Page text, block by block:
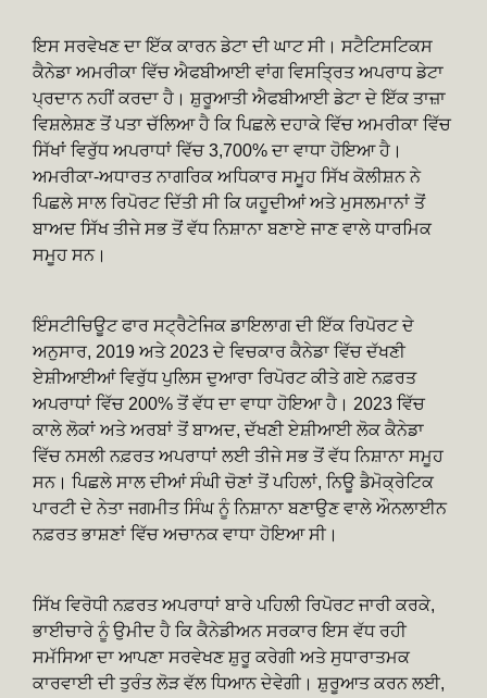
ਇਸ ਸਰਵੇਖਣ ਦਾ ਇੱਕ ਕਾਰਨ ਡੇਟਾ ਦੀ ਘਾਟ ਸੀ। ਸਟੈਟਿਸਟਿਕਸ
ਕੈਨੇਡਾ ਅਮਰੀਕਾ ਵਿੱਚ ਐਫਬੀਆਈ ਵਾਂਗ ਵਿਸਤ੍ਰਿਤ ਅਪਰਾਧ ਡੇਟਾ
ਪ੍ਰਦਾਨ ਨਹੀਂ ਕਰਦਾ ਹੈ। ਸ਼ੁਰੂਆਤੀ ਐਫਬੀਆਈ ਡੇਟਾ ਦੇ ਇੱਕ ਤਾਜ਼ਾ
ਵਿਸ਼ਲੇਸ਼ਣ ਤੋਂ ਪਤਾ ਚੱਲਿਆ ਹੈ ਕਿ ਪਿਛਲੇ ਦਹਾਕੇ ਵਿੱਚ ਅਮਰੀਕਾ ਵਿੱਚ
ਸਿੱਖਾਂ ਵਿਰੁੱਧ ਅਪਰਾਧਾਂ ਵਿੱਚ 3,700% ਦਾ ਵਾਧਾ ਹੋਇਆ ਹੈ।
ਅਮਰੀਕਾ-ਅਧਾਰਤ ਨਾਗਰਿਕ ਅਧਿਕਾਰ ਸਮੂਹ ਸਿੱਖ ਕੋਲੀਸ਼ਨ ਨੇ
ਪਿਛਲੇ ਸਾਲ ਰਿਪੋਰਟ ਦਿੱਤੀ ਸੀ ਕਿ ਯਹੂਦੀਆਂ ਅਤੇ ਮੁਸਲਮਾਨਾਂ ਤੋਂ
ਬਾਅਦ ਸਿੱਖ ਤੀਜੇ ਸਭ ਤੋਂ ਵੱਧ ਨਿਸ਼ਾਨਾ ਬਣਾਏ ਜਾਣ ਵਾਲੇ ਧਾਰਮਿਕ
ਸਮੂਹ ਸਨ।
ਇੰਸਟੀਚਿਊਟ ਫਾਰ ਸਟ੍ਰੈਟੇਜਿਕ ਡਾਇਲਾਗ ਦੀ ਇੱਕ ਰਿਪੋਰਟ ਦੇ
ਅਨੁਸਾਰ, 2019 ਅਤੇ 2023 ਦੇ ਵਿਚਕਾਰ ਕੈਨੇਡਾ ਵਿੱਚ ਦੱਖਣੀ
ਏਸ਼ੀਆਈਆਂ ਵਿਰੁੱਧ ਪੁਲਿਸ ਦੁਆਰਾ ਰਿਪੋਰਟ ਕੀਤੇ ਗਏ ਨਫ਼ਰਤ
ਅਪਰਾਧਾਂ ਵਿੱਚ 200% ਤੋਂ ਵੱਧ ਦਾ ਵਾਧਾ ਹੋਇਆ ਹੈ। 2023 ਵਿੱਚ
ਕਾਲੇ ਲੋਕਾਂ ਅਤੇ ਅਰਬਾਂ ਤੋਂ ਬਾਅਦ, ਦੱਖਣੀ ਏਸ਼ੀਆਈ ਲੋਕ ਕੈਨੇਡਾ
ਵਿੱਚ ਨਸਲੀ ਨਫ਼ਰਤ ਅਪਰਾਧਾਂ ਲਈ ਤੀਜੇ ਸਭ ਤੋਂ ਵੱਧ ਨਿਸ਼ਾਨਾ ਸਮੂਹ
ਸਨ। ਪਿਛਲੇ ਸਾਲ ਦੀਆਂ ਸੰਘੀ ਚੋਣਾਂ ਤੋਂ ਪਹਿਲਾਂ, ਨਿਊ ਡੈਮੋਕ੍ਰੇਟਿਕ
ਪਾਰਟੀ ਦੇ ਨੇਤਾ ਜਗਮੀਤ ਸਿੰਘ ਨੂੰ ਨਿਸ਼ਾਨਾ ਬਣਾਉਣ ਵਾਲੇ ਔਨਲਾਈਨ
ਨਫ਼ਰਤ ਭਾਸ਼ਣਾਂ ਵਿੱਚ ਅਚਾਨਕ ਵਾਧਾ ਹੋਇਆ ਸੀ।
ਸਿੱਖ ਵਿਰੋਧੀ ਨਫ਼ਰਤ ਅਪਰਾਧਾਂ ਬਾਰੇ ਪਹਿਲੀ ਰਿਪੋਰਟ ਜਾਰੀ ਕਰਕੇ,
ਭਾਈਚਾਰੇ ਨੂੰ ਉਮੀਦ ਹੈ ਕਿ ਕੈਨੇਡੀਅਨ ਸਰਕਾਰ ਇਸ ਵੱਧ ਰਹੀ
ਸਮੱਸਿਆ ਦਾ ਆਪਣਾ ਸਰਵੇਖਣ ਸ਼ੁਰੂ ਕਰੇਗੀ ਅਤੇ ਸੁਧਾਰਾਤਮਕ
ਕਾਰਵਾਈ ਦੀ ਤੁਰੰਤ ਲੋੜ ਵੱਲ ਧਿਆਨ ਦੇਵੇਗੀ। ਸ਼ੁਰੂਆਤ ਕਰਨ ਲਈ,